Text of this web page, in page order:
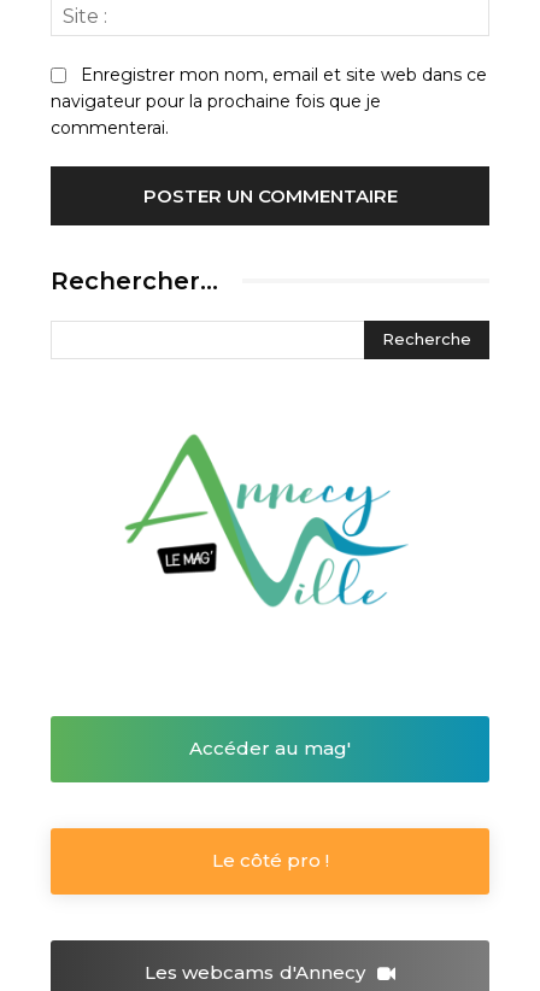
:
Enregistrer mon nom, email et site web dans ce
navigateur pour la prochaine fois que je
commenterai.
Rechercher…
Accéder au mag'
Le côté pro !
Les webcams d'Annecy